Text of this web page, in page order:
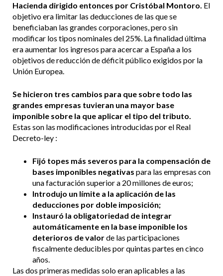
Hacienda dirigido entonces por Cristóbal Montoro. El
objetivo era limitar las deducciones de las que se
beneficiaban las grandes corporaciones, pero sin
modificar los tipos nominales del 25%. La finalidad última
era aumentar los ingresos para acercar a España a los
objetivos de reducción de déficit público exigidos por la
Unión Europea.
Se hicieron tres cambios para que sobre todo las
grandes empresas tuvieran una mayor base
imponible sobre la que aplicar el tipo del tributo.
Estas son las modificaciones introducidas por el Real
Decreto-ley :
Fijó topes más severos para la compensación de
bases imponibles negativas para las empresas con
una facturación superior a 20 millones de euros;
Introdujo un límite a la aplicación de las
deducciones por doble imposición;
Instauró la obligatoriedad de integrar
automáticamente en la base imponible los
deterioros de valorde las participaciones
fiscalmente deducibles por quintas partes en cinco
años.
Las dos primeras medidas solo eran aplicables a las